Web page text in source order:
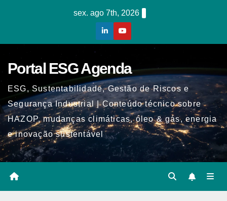
sex. ago 7th, 2026
Portal ESG Agenda
ESG, Sustentabilidade, Gestão de Riscos e
Segurança Industrial | Conteúdo técnico sobre
HAZOP, mudanças climáticas, óleo & gás, energia
e inovação sustentável